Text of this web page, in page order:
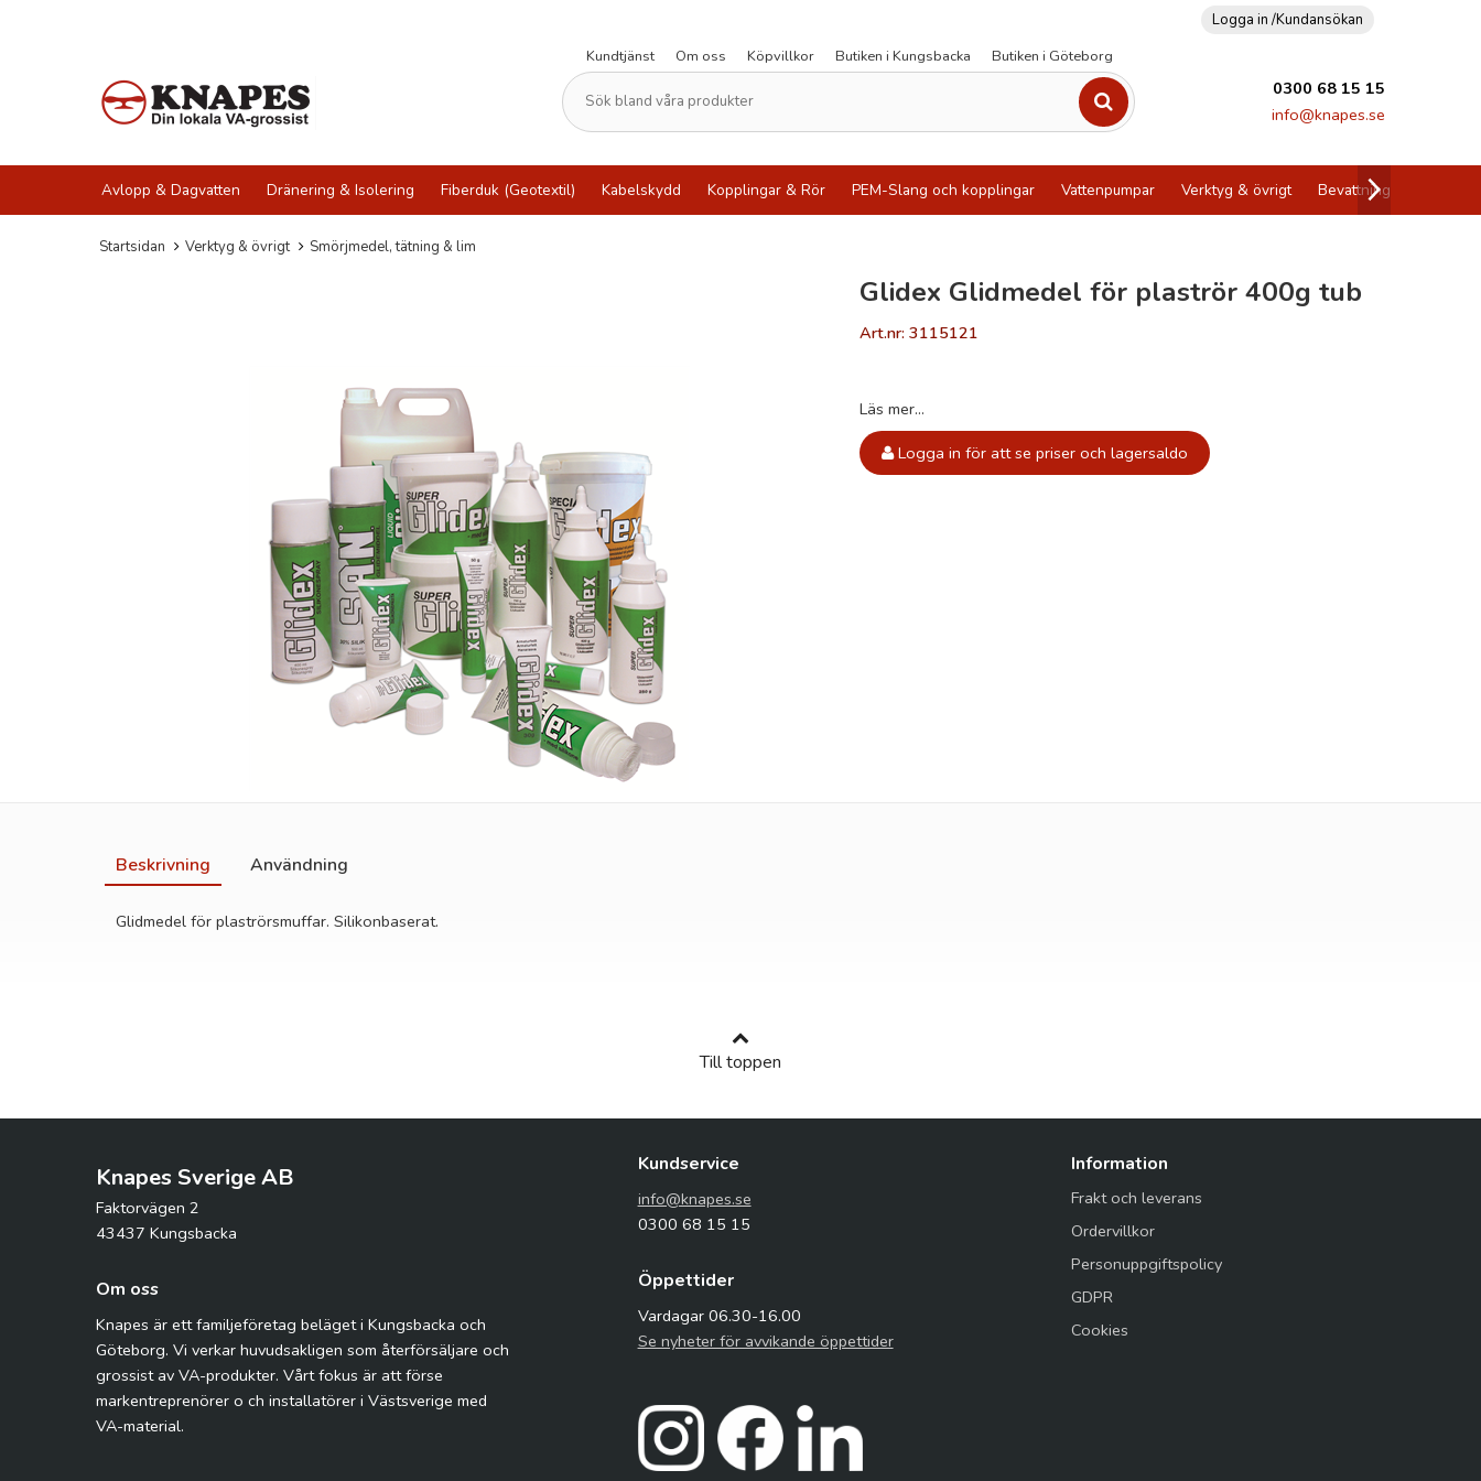
Logga in /Kundansökan
Kundtjänst
Om oss Köpvillkor Butiken i Kungsbacka Butiken i Göteborg
0300 68 15 15
info@knapes.se
Avlopp & Dagvatten Dränering & Isolering Fiberduk (Geotextil) Kabelskydd Kopplingar & Rör PEM-Slang och kopplingar Vattenpumpar Verktyg & övrigt Bevattning
Startsidan Verktyg & övrigt Smörjmedel, tätning & lim
Glidex Glidmedel för plaströr 400g tub
Art.nr: 3115121
Läs mer...
Logga in för att se priser och lagersaldo
Beskrivning Användning
Glidmedel för plaströrsmuffar. Silikonbaserat.
Till toppen
Knapes Sverige AB
Faktorvägen 2
43437 Kungsbacka
Om oss
Knapes är ett familjeföretag beläget i Kungsbacka och
Göteborg. Vi verkar huvudsakligen som återförsäljare och
grossist av VA-produkter. Vårt fokus är att förse
markentreprenörer o ch installatörer i Västsverige med
VA-material.
Kundservice
info@knapes.se
0300 68 15 15
Öppettider
Vardagar 06.30-16.00
Se nyheter för avvikande öppettider
Information
Frakt och leverans
Ordervillkor
Personuppgiftspolicy
GDPR
Cookies